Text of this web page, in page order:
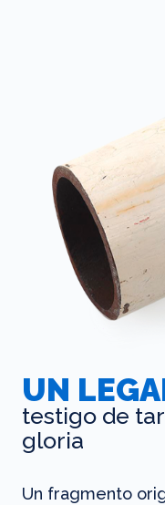
UN
testigo de
gloria
Un fragmento